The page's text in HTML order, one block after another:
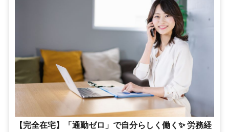
【完全在宅】「通勤ゼロ」で自分らしく働く✨ 労務経